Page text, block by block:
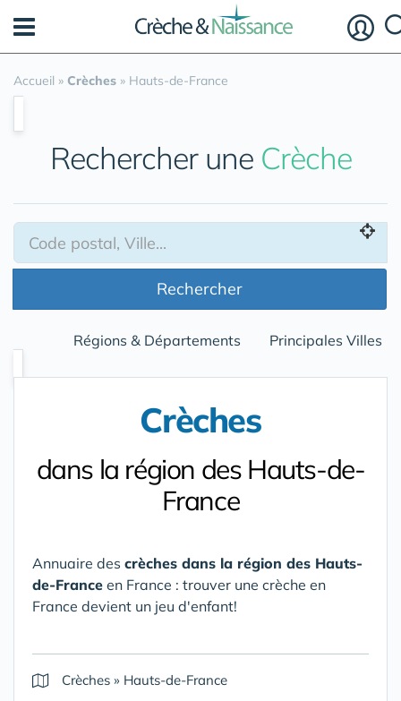
Accueil » Crèches » Hauts-de-France
Rechercher une Crèche
Rechercher
Régions & Départements Principales Villes
Crèches
dans la région des Hauts-de-
France
Annuaire des crèches dans la région des Hauts-
de-France en France : trouver une crèche en
France devient un jeu d'enfant!
Crèches » Hauts-de-France